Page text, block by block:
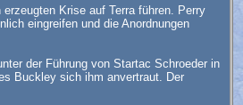
Krise auf Terra führen. Perry
eingreifen und die Anordnungen
der Führung von Startac Schroeder in
Buckley sich ihm anvertraut. Der